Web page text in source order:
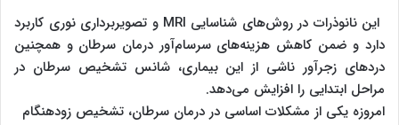
این نانوذرات در روش‌های شناسایی MRI و تصویربرداری نوری کاربرد
دارد و ضمن کاهش هزینه‌های سرسام‌آور درمان سرطان و همچنین
دردهای زجرآور ناشی از این بیماری، شانس تشخیص سرطان در
مراحل ابتدایی را افزایش می‌دهد.
امروزه یکی از مشکلات اساسی در درمان سرطان، تشخیص زودهنگام